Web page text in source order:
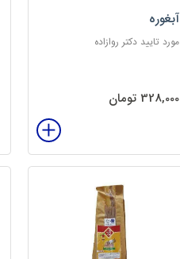
آبغوره
مورد تایید دکتر روازاده
328,000 تومان